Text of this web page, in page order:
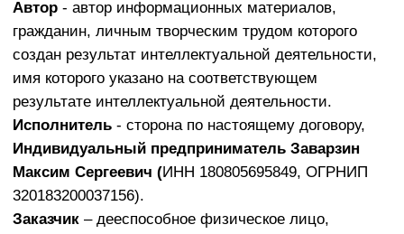
оговариваются с Заказчиком индивидуально и
Федеральным законом «О персональных данных»;
- а также данные, которые автоматически передаются
в процессе пользования Услугами, в том числе, но не
иные уникальные данные об оборудовании Заказчика,
номера телефонов, региональные коды и т.д.
Акцепт – полное и безоговорочное принятие условий
настоящей Оферты, осуществленное в соответствии
с условиями Оферты. Акцептом признается
совершение Заказчиком перечисленных действий:
совершение полной оплаты стоимости онлайн-